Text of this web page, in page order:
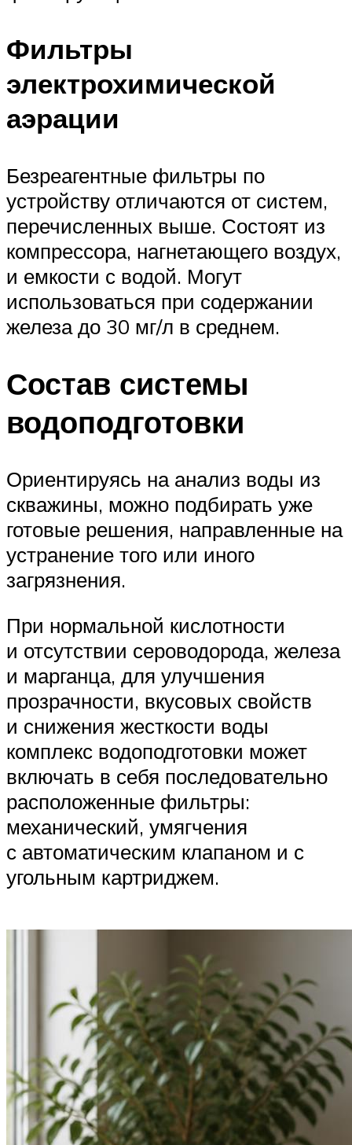
Фильтры
электрохимической
аэрации
Безреагентные фильтры по
устройству отличаются от систем,
перечисленных выше. Состоят из
компрессора, нагнетающего воздух,
и емкости с водой. Могут
использоваться при содержании
железа до 30 мг/л в среднем.
Состав системы
водоподготовки
Ориентируясь на анализ воды из
скважины, можно подбирать уже
готовые решения, направленные на
устранение того или иного
загрязнения.
При нормальной кислотности
и отсутствии сероводорода, железа
и марганца, для улучшения
прозрачности, вкусовых свойств
и снижения жесткости воды
комплекс водоподготовки может
включать в себя последовательно
расположенные фильтры:
механический, умягчения
с автоматическим клапаном и с
угольным картриджем.